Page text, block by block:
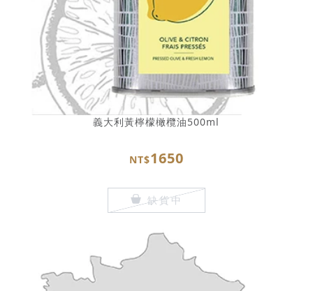
義大利黃檸檬橄欖油500ml
NT$1650
缺貨中